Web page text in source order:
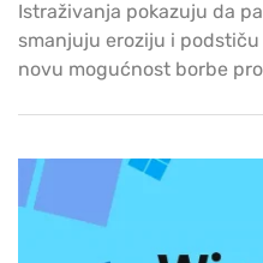
Istraživanja pokazuju da
smanjuju eroziju i
novu mogućnost borbe